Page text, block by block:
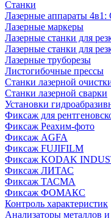
Станки
Лазерные аппараты 4в1:
Лазерные маркеры
Лазерные станки для
Лазерные станки для
Лазерные труборезы
Листогибочные прессы
Станки лазерной
Станки лазерной сварки
Установки
Фиксаж для
Фиксаж Реахим-фото
Фиксаж AGFA
Фиксаж FUJIFILM
Фиксаж KODAK
Фиксаж ЛИТАС
Фиксаж ТАСМА
Фиксаж ФОМАКС
Контроль характеристик
Анализаторы металлов и